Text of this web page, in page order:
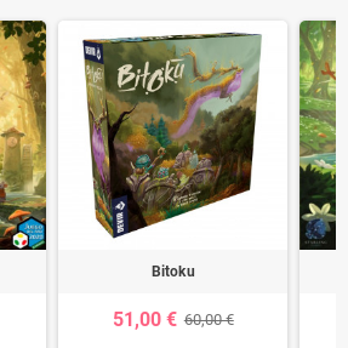
Bitoku
51,00 € 60,00 €